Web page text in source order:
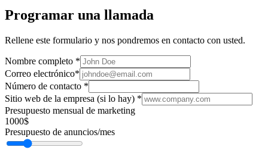
Programar una llamada
Rellene este formulario y nos pondremos en contacto con usted.
Nombre completo *
Correo electrónico*
Número de contacto *
Sitio web de la empresa (si lo hay) *
Presupuesto mensual de marketing
1000$
Presupuesto de anuncios/mes